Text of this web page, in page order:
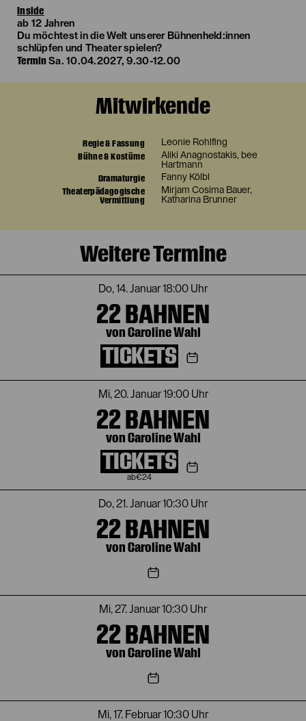
Inside
ab 12 Jahren
Du möchtest in die Welt unserer Bühnenheld:innen
schlüpfen und Theater spielen?
Termin Sa. 10.04.2027, 9.30-12.00
Mitwirkende
Regie & Fassung Leonie Rohlfing
Bühne & Kostüme Aliki Anagnostakis, bee
Hartmann
Dramaturgie Fanny Kölbl
Theaterpädagogische
Vermittlung
Mirjam Cosima Bauer,
Katharina Brunner
Weitere Termine
Do, 14. Januar18:00 Uhr
22 BAHNEN
von Caroline Wahl
TICKETS
Mi, 20. Januar19:00 Uhr
22 BAHNEN
von Caroline Wahl
TICKETS
€24
Do, 21. Januar10:30 Uhr
22 BAHNEN
von Caroline Wahl
Mi, 27. Januar10:30 Uhr
22 BAHNEN
von Caroline Wahl
Mi, 17. Februar10:30 Uhr